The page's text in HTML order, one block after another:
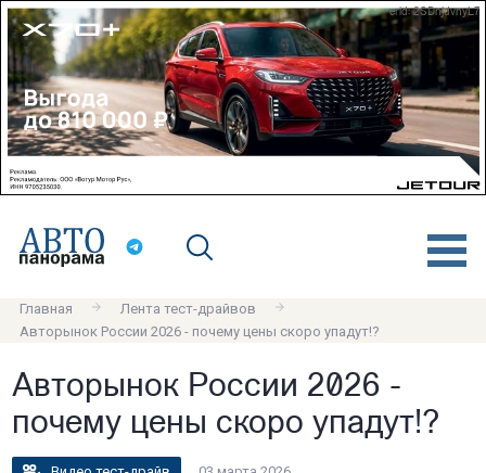
erid: 2SDnjdvnyL7
Главная
Лента тест-драйвов
Авторынок России 2026 - почему цены скоро упадут!?
Авторынок России 2026 -
почему цены скоро упадут!?